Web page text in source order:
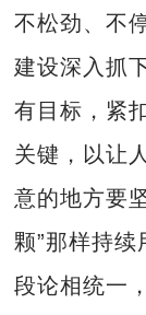
不松劲、不
建设深入抓
有目标，紧
关键，以让
意的地方要
颗”那样持
段论相统一